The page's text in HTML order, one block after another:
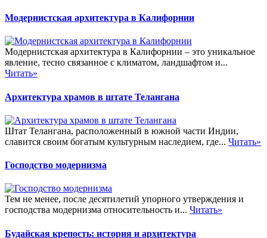
Модернистская архитектура в Калифорнии
Модернистская архитектура в Калифорнии – это уникальное
явление, тесно связанное с климатом, ландшафтом и...
Читать»
Архитектура храмов в штате Телангана
Штат Телангана, расположенный в южной части Индии,
славится своим богатым культурным наследием, где... Читать»
Господство модернизма
Тем не менее, после десятилетий упорного утверждения и
господства модернизма относительность и... Читать»
Будайская крепость: история и архитектура